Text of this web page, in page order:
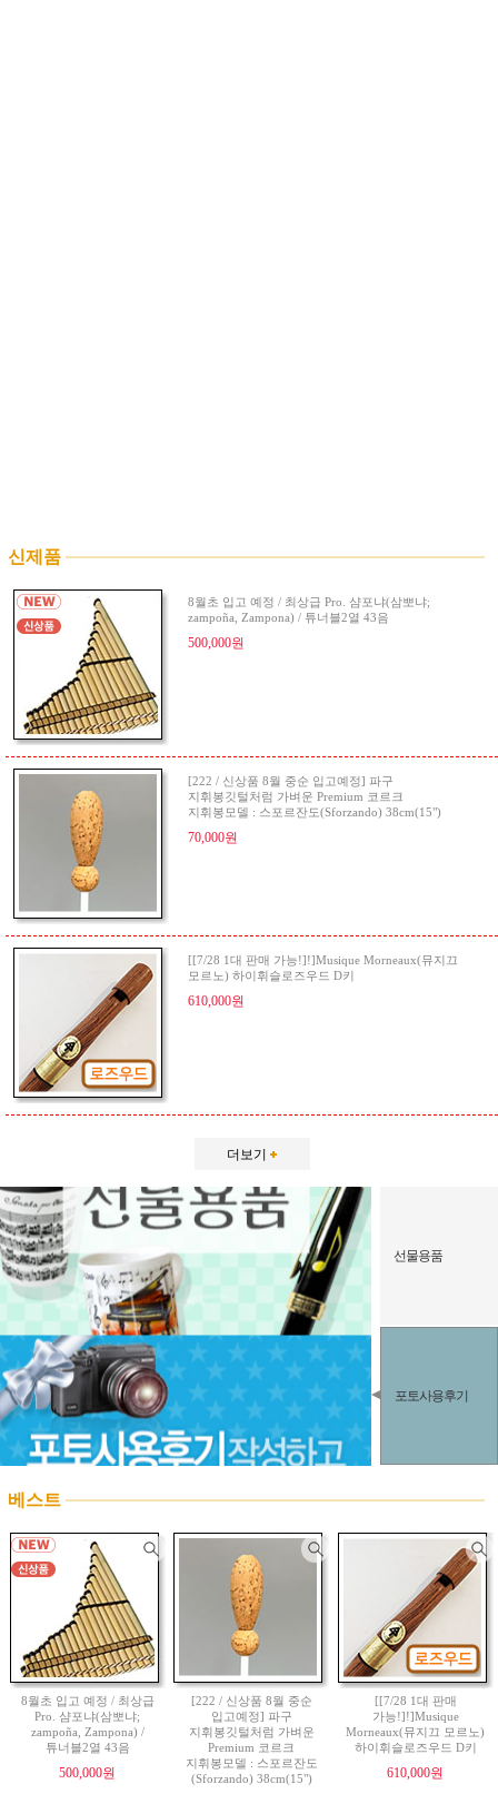
신제품
8월초 입고 예정 / 최상급 Pro. 샴포냐(삼뽀냐;
zampoña, Zampona) / 튜너블2열 43음
500,000원
[222 / 신상품 8월 중순 입고예정] 파구
지휘봉깃털처럼 가벼운 Premium 코르크
지휘봉모델 : 스포르잔도(Sforzando) 38cm(15")
70,000원
[[7/28 1대 판매 가능!]!]Musique Morneaux(뮤지끄
모르노) 하이휘슬로즈우드 D키
610,000원
더보기
선물용품
포토사용후기
베스트
8월초 입고 예정 / 최상급
Pro. 샴포냐(삼뽀냐;
zampoña, Zampona) /
튜너블2열 43음
500,000원
[222 / 신상품 8월 중순
입고예정] 파구
지휘봉깃털처럼 가벼운
Premium 코르크
지휘봉모델 : 스포르잔도
(Sforzando) 38cm(15")
[[7/28 1대 판매
가능!]!]Musique
Morneaux(뮤지끄 모르노)
하이휘슬로즈우드 D키
610,000원